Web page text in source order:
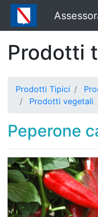
Prodotti
Prodotti Tipici
Prodotti vegetali
Peperone